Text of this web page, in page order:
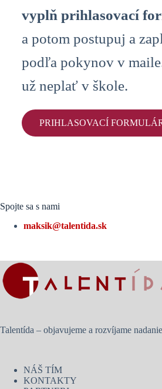
vyplň prihlasovací
a potom postupuj a
podľa pokynov v
už neplať v škole.
PRIHLASOVACÍ
Spojte sa s nami
maksik@talentida.sk
Talentída – objavujeme a rozvíjame
NÁŠ TÍM
KONTAKTY